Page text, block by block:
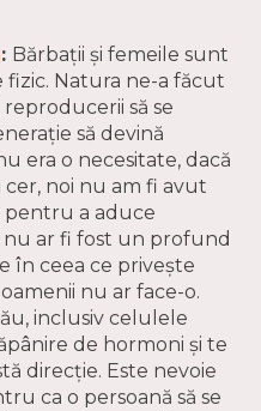
: Bărbații și femeile sunt
Natura ne-a făcut
să se
să devină
era o necesitate, dacă
noi nu am fi avut
pentru a aduce
nu ar fi fost un profund
în ceea ce privește
nu ar face-o.
inclusiv celulele
de hormoni și te
direcție. Este nevoie
ca o persoană să se